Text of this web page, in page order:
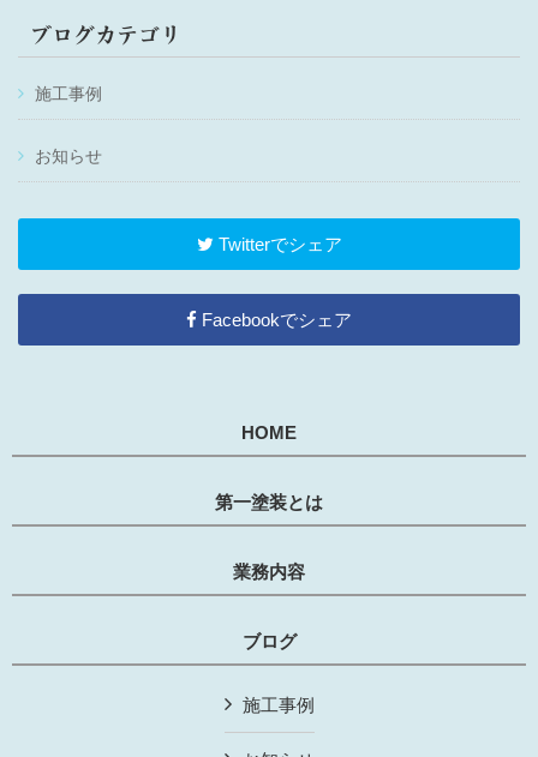
ブログカテゴリ
施工事例
お知らせ
Twitterでシェア
Facebookでシェア
HOME
第一塗装とは
業務内容
ブログ
施工事例